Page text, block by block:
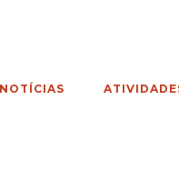
NOTÍCIAS